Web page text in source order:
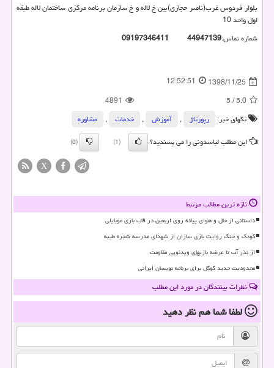
بلوار فردوس غرب(ناصر حجازی)بین خ لاله و خ سازمان برنامه مرکزی ساختمان لاله طبقه
اول واحد 10
شماره تماس:44947139
09197346411
1398/11/25
12:52:51
5.0
/
5
4891
تگهای خبر:
رپورتاژ , آموزش , خدمات ,
مشاوره
این مطلب لباسدونی را می پسندید؟
(1)
(0)
X
تازه ترین مطالب مرتبط
داستانی از حال و هوای پیاده روی اربعین در قاب بازی موبایلی
کودک و جنگ روایت بازی سازان از شهدای مدرسه شجره طیبه
از نذر آب تا عرضه بازیهای ویدئویی مقاومت
محدودیت جدید گوگل برای برنامه نویسان ایرانی
نظرات بینندگان در مورد این مطلب
لطفا شما همنظر دهید